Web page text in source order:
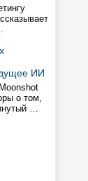
ИИ
о том,
…